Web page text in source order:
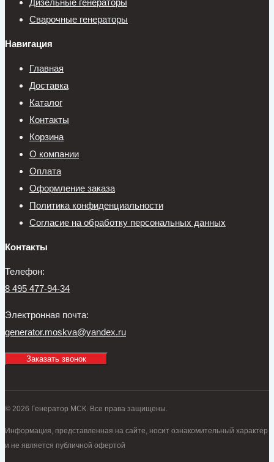
Сварочные генераторы
Навигация
Главная
Доставка
Каталог
Контакты
Корзина
О компании
Оплата
Оформление заказа
Политика конфиденциальности
Согласие на обработку персональных данных
Контакты
Телефон:
8 495 477-94-34
Электронная почта:
generator.moskva@yandex.ru
Заказать звонок
© 2026 Генератор МСК. Все права защищены.
Информация, представленная на сайте, носит ознакомительный характер
и не является публичной офертой